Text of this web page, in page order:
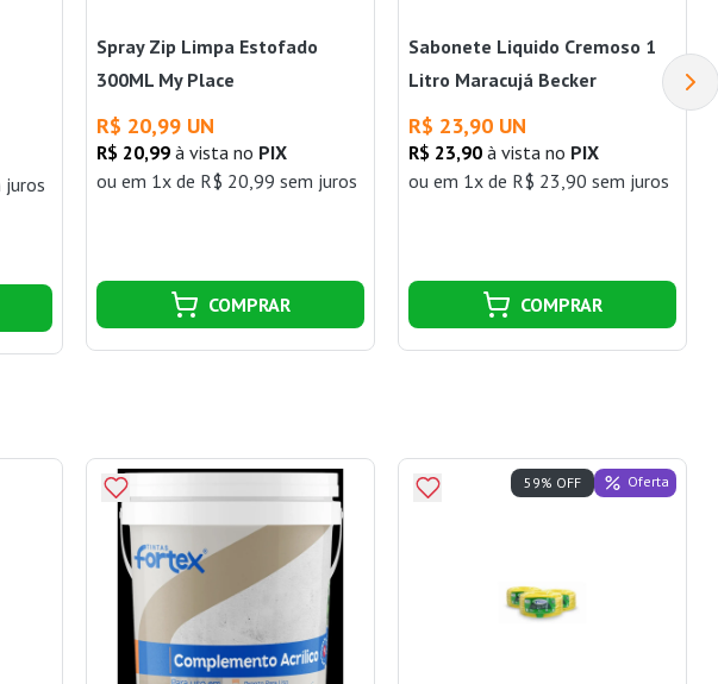
juros
Spray Zip Limpa Estofado
300ML My Place
R$ 20,99 UN
R$ 20,99 à vista no PIX
ou em 1x de R$ 20,99 sem juros
COMPRAR
Sabonete Liquido Cremoso 1
Litro Maracujá Becker
R$ 23,90 UN
R$ 23,90 à vista no PIX
ou em 1x de R$ 23,90 sem juros
COMPRAR
59% OFF Oferta